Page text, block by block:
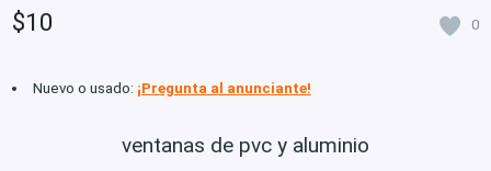
$10 0
Nuevo o usado: ¡Pregunta al anunciante!
ventanas de pvc y aluminio